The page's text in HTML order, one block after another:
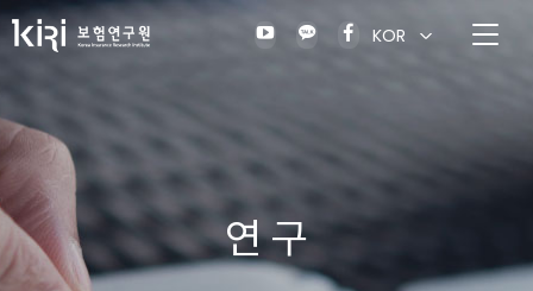
KOR
연 구